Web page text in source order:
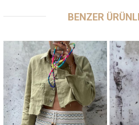
BENZER